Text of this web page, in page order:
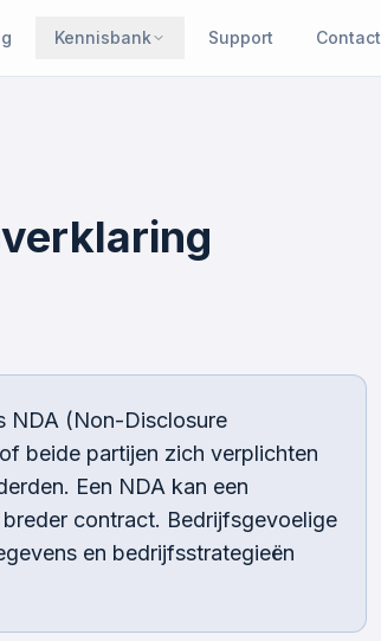
Kennisbank Support Contact
NDA (Non-Disclosure
beide partijen zich verplichten
Een NDA kan een
contract. Bedrijfsgevoelige
en bedrijfsstrategieën